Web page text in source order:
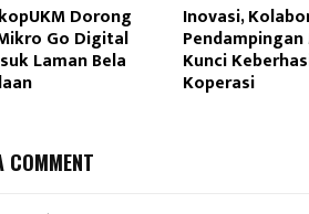
Dorong
Go Digital
Laman Bela
Inovasi,
Kunci
Koperasi
COMMENT